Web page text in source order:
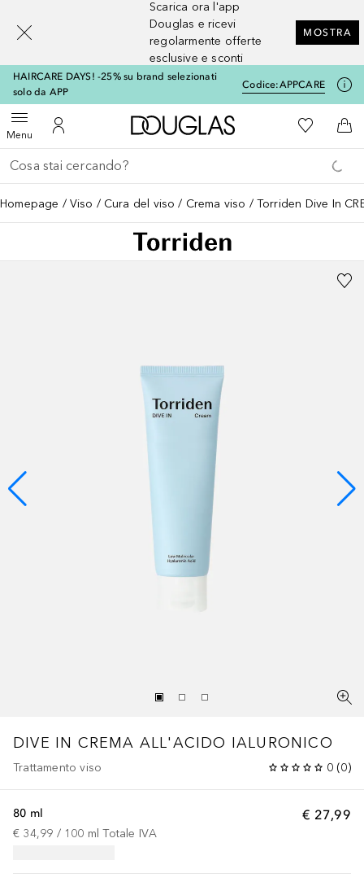
Scarica ora l'app
Douglas e ricevi
regolarmente offerte
esclusive e sconti
MOSTRA
HAIRCARE DAYS! -25% su brand selezionati
solo da APP
Codice:APPCARE
MenuApri menuAl Mio Account
A Douglas HomeAlla Mia
Al
Torna indietro
Esegui ricerca
Homepage Viso Cura del viso Crema viso Torriden Dive In
DIVE IN CREMA ALL'ACIDO IALURONICO
Trattamento viso 0 (0)
€ 27,99
80 ml
€ 34,99 / 100 ml Totale IVA
[navigation.slideout.screenreader]